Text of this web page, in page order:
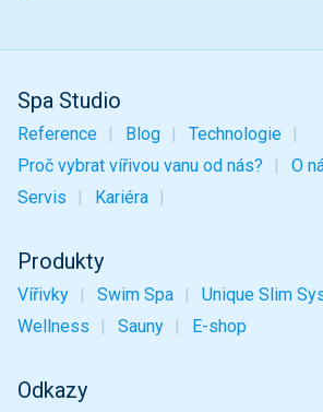
Spa Studio
Reference Blog
Technologie
Proč vybrat vířivou vanu od nás?
O
Servis
Kariéra
Produkty
Vířivky Swim Spa
Unique Slim
Wellness
Sauny E-shop
Odkazy